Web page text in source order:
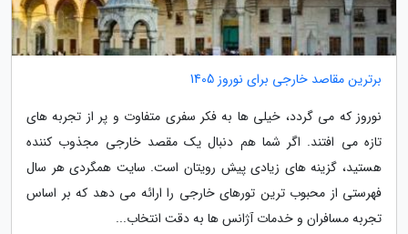
برترین مقاصد خارجی برای نوروز 1405
نوروز که می گردد، خیلی ها به فکر سفری متفاوت و پر از تجربه های
تازه می افتند. اگر شما هم دنبال یک مقصد خارجی مجذوب کننده
هستید، گزینه های زیادی پیش رویتان است. سایت همگردی هر سال
فهرستی از محبوب ترین تورهای خارجی را ارائه می دهد که بر اساس
تجربه مسافران و خدمات آژانس ها به دقت انتخاب...